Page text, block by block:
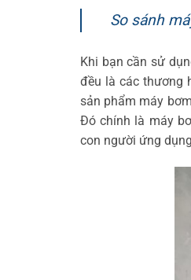
So sánh
Khi bạn cần sử
đều là các thương
sản phẩm máy
Đó chính là máy
con người ứng